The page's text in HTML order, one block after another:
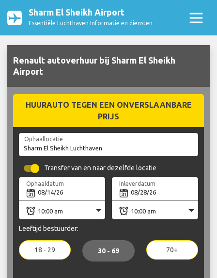
Sharm El Sheikh Airport
Essentiële Luchthaven Informatie en diensten
Renault autoverhuur bij Sharm El Sheikh
Airport
HUURAUTO TEGEN EEN ONVERSLAANBARE
PRIJS
Ophaallocatie
Transfer van en naar dezelfde locatie
Ophaaldatum Inleverdatum
Leeftijd bestuurder:
18 - 29 30 - 69 70+